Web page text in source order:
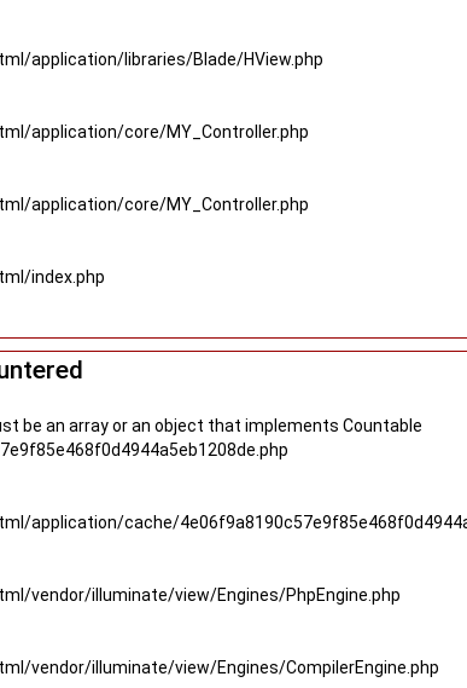
application/libraries/Blade/HView.php
application/core/MY_Controller.php
application/core/MY_Controller.php
index.php
be an array or an object that implements Countable
application/cache/
vendor/illuminate/view/Engines/PhpEngine.php
vendor/illuminate/view/Engines/CompilerEngine.php